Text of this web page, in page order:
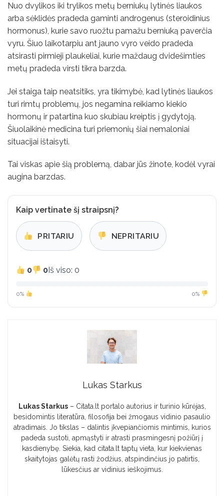
Nuo dvylikos iki trylikos metų berniukų lytinės liaukos
arba sėklidės pradeda gaminti androgenus (steroidinius
hormonus), kurie savo ruožtu pamažu berniuką paverčia
vyru. Šiuo laikotarpiu ant jauno vyro veido pradeda
atsirasti pirmieji plaukeliai, kurie maždaug dvidešimties
metų pradeda virsti tikra barzda.
Jei staiga taip neatsitiks, yra tikimybė, kad lytinės liaukos
turi rimtų problemų, jos negamina reikiamo kiekio
hormonų ir patartina kuo skubiau kreiptis į gydytoją.
Šiuolaikinė medicina turi priemonių šiai nemaloniai
situacijai ištaisyti.
Tai viskas apie šią problemą, dabar jūs žinote, kodėl vyrai
augina barzdas.
Kaip vertinate šį straipsnį?
PRITARIU NEPRITARIU
0 0Iš viso: 0
0% 0%
Lukas Starkus
Lukas Starkus– Citata.lt portalo autorius ir turinio kūrėjas,
besidomintis literatūra, filosofija bei žmogaus vidinio pasaulio
atradimais. Jo tikslas – dalintis įkvepiančiomis mintimis, kurios
padeda sustoti, apmąstyti ir atrasti prasmingesnį požiūrį į
kasdienybę. Siekia, kad citata.lt taptų vieta, kur kiekvienas
skaitytojas galėtų rasti žodžius, atspindinčius jo patirtis,
lūkesčius ar vidinius ieškojimus.